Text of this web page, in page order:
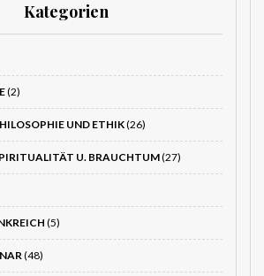
Kategorien
(2)
UND ETHIK(26)
U. BRAUCHTUM(27)
(5)
(48)